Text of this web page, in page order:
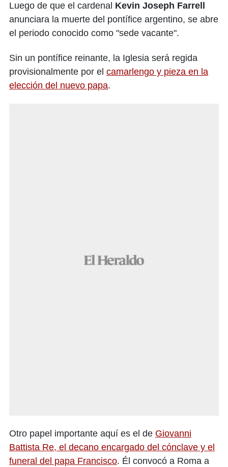
Luego de que el cardenal Kevin Joseph Farrell
anunciara la muerte del pontífice argentino, se abre
el periodo conocido como "sede vacante".
Sin un pontífice reinante, la Iglesia será regida
provisionalmente por el camarlengo y pieza en la
elección del nuevo papa.
Otro papel importante aquí es el de Giovanni
Battista Re, el decano encargado del cónclave y el
funeral del papa Francisco. Él convocó a Roma a